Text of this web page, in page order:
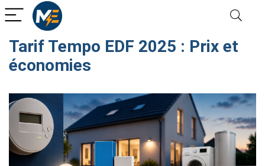
Tarif Tempo EDF 2025 : Prix et
économies